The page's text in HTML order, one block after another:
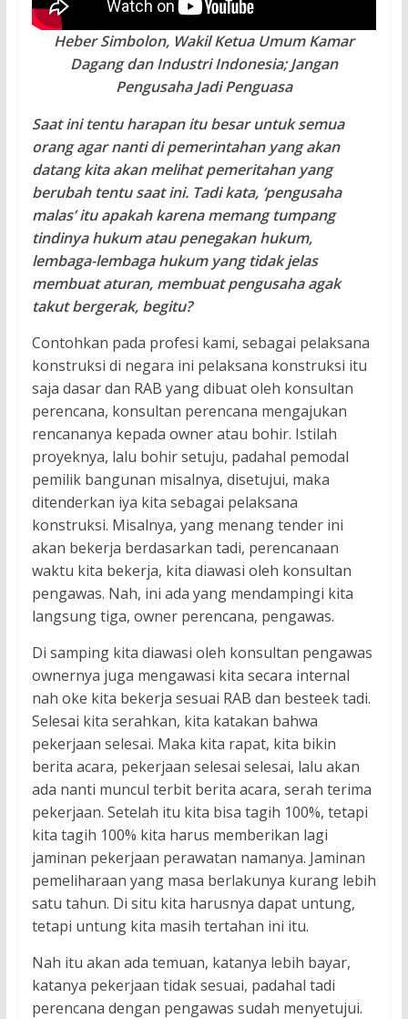
Heber Simbolon, Wakil Ketua Umum Kamar
Dagang dan Industri Indonesia; Jangan
Pengusaha Jadi Penguasa
Saat ini tentu harapan itu besar untuk semua
orang agar nanti di pemerintahan yang akan
datang kita akan melihat pemeritahan yang
berubah tentu saat ini. Tadi kata, ‘pengusaha
malas’ itu apakah karena memang tumpang
tindinya hukum atau penegakan hukum,
lembaga-lembaga hukum yang tidak jelas
membuat aturan, membuat pengusaha agak
takut bergerak, begitu?
Contohkan pada profesi kami, sebagai pelaksana
konstruksi di negara ini pelaksana konstruksi itu
saja dasar dan RAB yang dibuat oleh konsultan
perencana, konsultan perencana mengajukan
rencananya kepada owner atau bohir. Istilah
proyeknya, lalu bohir setuju, padahal pemodal
pemilik bangunan misalnya, disetujui, maka
ditenderkan iya kita sebagai pelaksana
konstruksi. Misalnya, yang menang tender ini
akan bekerja berdasarkan tadi, perencanaan
waktu kita bekerja, kita diawasi oleh konsultan
pengawas. Nah, ini ada yang mendampingi kita
langsung tiga, owner perencana, pengawas.
Di samping kita diawasi oleh konsultan pengawas
ownernya juga mengawasi kita secara internal
nah oke kita bekerja sesuai RAB dan besteek tadi.
Selesai kita serahkan, kita katakan bahwa
pekerjaan selesai. Maka kita rapat, kita bikin
berita acara, pekerjaan selesai selesai, lalu akan
ada nanti muncul terbit berita acara, serah terima
pekerjaan. Setelah itu kita bisa tagih 100%, tetapi
kita tagih 100% kita harus memberikan lagi
jaminan pekerjaan perawatan namanya. Jaminan
pemeliharaan yang masa berlakunya kurang lebih
satu tahun. Di situ kita harusnya dapat untung,
tetapi untung kita masih tertahan ini itu.
Nah itu akan ada temuan, katanya lebih bayar,
katanya pekerjaan tidak sesuai, padahal tadi
perencana dengan pengawas sudah menyetujui.